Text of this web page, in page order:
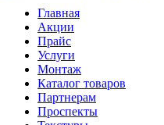
Главная
Акции
Прайс
Услуги
Монтаж
Каталог товаров
Партнерам
Проспекты